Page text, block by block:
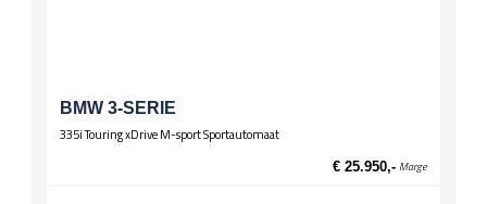
BMW 3-SERIE
335i Touring xDrive M-sport Sportautomaat
€ 25.950,- Marge